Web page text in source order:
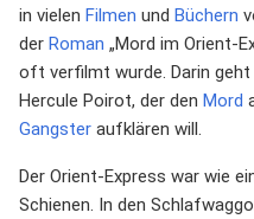
in vielen Filmen und Büchern
der Roman „Mord im Orient-
oft verfilmt wurde. Darin geht
Hercule Poirot, der den Mord
Gangster aufklären will.
Der Orient-Express war wie
Schienen. In den